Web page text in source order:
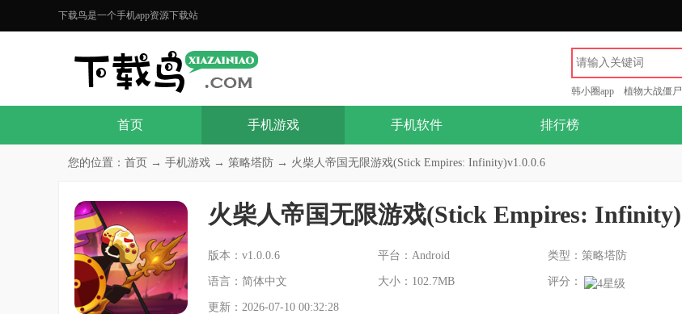
下载鸟是一个手机app资源下载站
韩小圈app 植物大战僵尸
首页 手机游戏 手机软件 排行榜
您的位置： 首页 → 手机游戏 → 策略塔防 → 火柴人帝国无限游戏(Stick Empires: Infinity)v1.0.0.6
火柴人帝国无限游戏(Stick Empires: Infinity)
版本：v1.0.0.6 平台：Android 类型：策略塔防
语言：简体中文 大小：102.7MB 评分：
更新：2026-07-10 00:32:28